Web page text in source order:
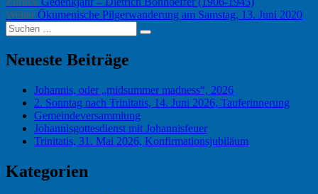
Beitragsnavigation
Beitrag:
Weiter Nächster
Beitrag:
Ökumenische Pilgerwanderung am Samstag, 13. Juni 2020
Suchen
nach:
Suchen
Neueste Beiträge
Johannis, oder „midsummer madness“, 2026
2. Sonntag nach Trinitatis, 14. Juni 2026, Tauferinnerung
Gemeindeversammlung
Johannisgottesdienst mit Johannisfeuer
Trinitatis, 31. Mai 2026, Konfirmationsjubiläum
Kategorien